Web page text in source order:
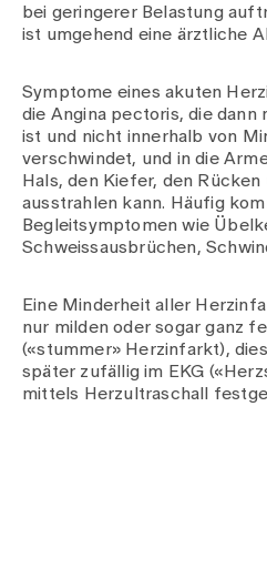
bei geringerer Belastung
ist umgehend eine ärztliche
Symptome eines akuten
die Angina pectoris, die
ist und nicht innerhalb von
verschwindet, und in die
Hals, den Kiefer, den
ausstrahlen kann. Häufig
Begleitsymptomen wie
Schweissausbrüchen,
Eine Minderheit aller
nur milden oder sogar ganz
(«stummer» Herzinfarkt),
später zufällig im EKG
mittels Herzultraschall